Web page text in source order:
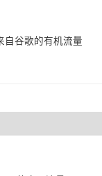
自谷歌的有机流量